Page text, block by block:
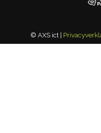
© AXS ict |